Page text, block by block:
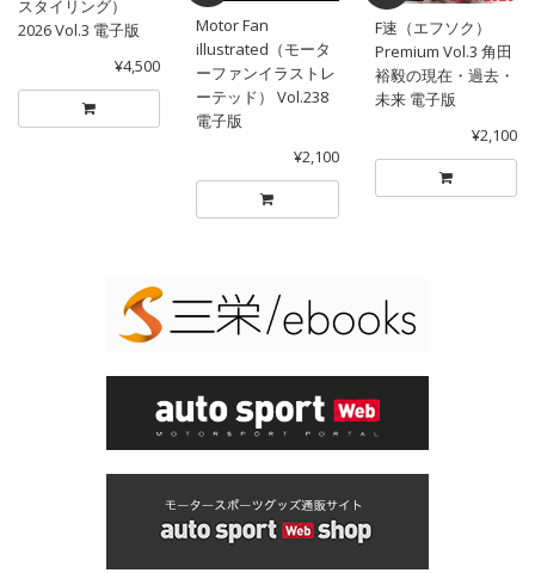
スタイリング）
2026 Vol.3 電子版
¥4,500
Motor Fan
illustrated（モータ
ーファンイラストレ
ーテッド） Vol.238
電子版
¥2,100
F速（エフソク）
Premium Vol.3 角田
裕毅の現在・過去・
未来 電子版
¥2,100